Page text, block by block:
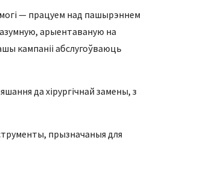
— працуем над пашырэннем
арыентаваную на
кампаніі абслугоўваюць
да хірургічнай замены, з
прызначаныя для